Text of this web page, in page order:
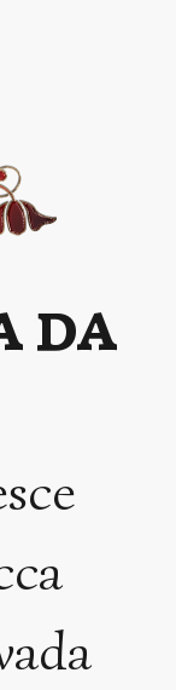
DA